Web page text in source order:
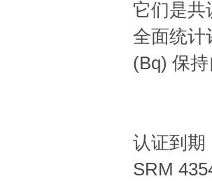
它们是共
全面统计
(Bq) 保
认证到期
SRM